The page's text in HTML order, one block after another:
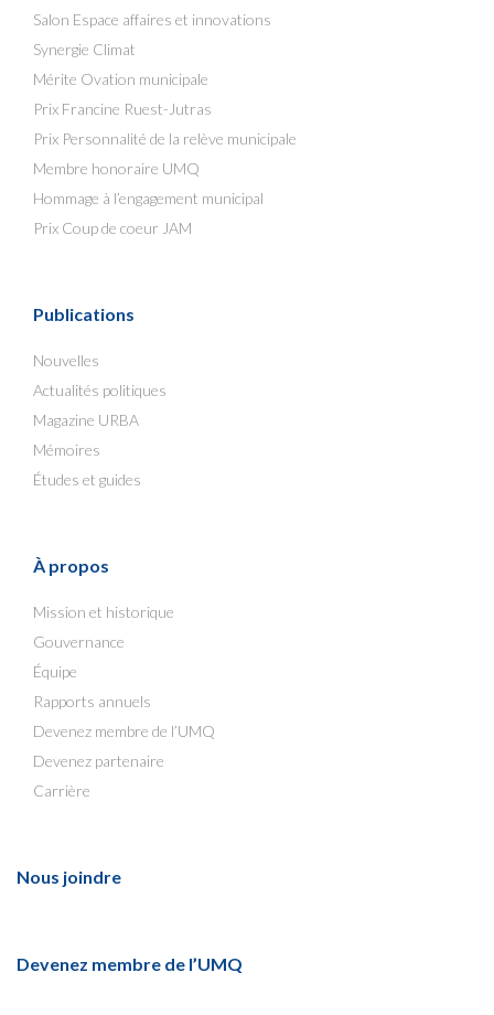
Salon Espace affaires et innovations
Synergie Climat
Mérite Ovation municipale
Prix Francine Ruest-Jutras
Prix Personnalité de la relève municipale
Membre honoraire UMQ
Hommage à l’engagement municipal
Prix Coup de coeur JAM
Publications
Nouvelles
Actualités politiques
Magazine URBA
Mémoires
Études et guides
À propos
Mission et historique
Gouvernance
Équipe
Rapports annuels
Devenez membre de l’UMQ
Devenez partenaire
Carrière
Nous joindre
Devenez membre de l’UMQ